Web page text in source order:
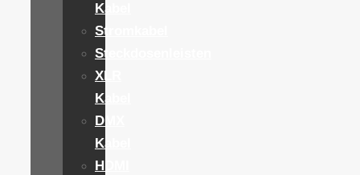
Kabel
Stromkabel
Steckdosenleisten
XLR
Kabel
DMX
Kabel
HDMI